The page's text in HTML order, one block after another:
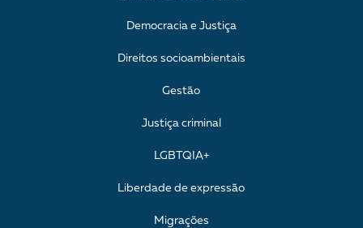
Democracia e Justiça
Direitos socioambientais
Gestão
Justiça criminal
LGBTQIA+
Liberdade de expressão
Migrações